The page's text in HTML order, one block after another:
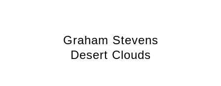
Graham Stevens
Desert Clouds